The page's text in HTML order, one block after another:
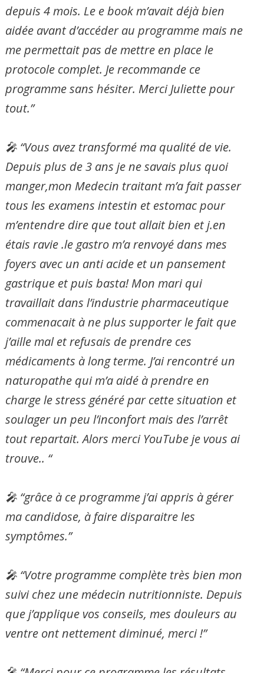
depuis 4 mois. Le e book m’avait déjà bien
aidée avant d’accéder au programme mais ne
me permettait pas de mettre en place le
protocole complet. Je recommande ce
programme sans hésiter. Merci Juliette pour
tout.”
🎤 “Vous avez transformé ma qualité de vie.
Depuis plus de 3 ans je ne savais plus quoi
manger,mon Medecin traitant m’a fait passer
tous les examens intestin et estomac pour
m’entendre dire que tout allait bien et j.en
étais ravie .le gastro m’a renvoyé dans mes
foyers avec un anti acide et un pansement
gastrique et puis basta! Mon mari qui
travaillait dans l’industrie pharmaceutique
commenacait à ne plus supporter le fait que
j’aille mal et refusais de prendre ces
médicaments à long terme. J’ai rencontré un
naturopathe qui m’a aidé à prendre en
charge le stress généré par cette situation et
soulager un peu l’inconfort mais des l’arrêt
tout repartait. Alors merci YouTube je vous ai
trouve.. “
🎤 “grâce à ce programme j’ai appris à gérer
ma candidose, à faire disparaitre les
symptômes.”
🎤 “Votre programme complète très bien mon
suivi chez une médecin nutritionniste. Depuis
que j’applique vos conseils, mes douleurs au
ventre ont nettement diminué, merci !”